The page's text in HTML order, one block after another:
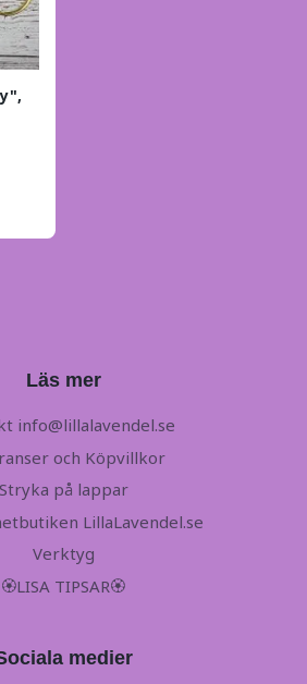
Läs mer
info@lillalavendel.se
och Köpvillkor
Stryka på lappar
LillaLavendel.se
Verktyg
🏵LISA TIPSAR🏵
medier